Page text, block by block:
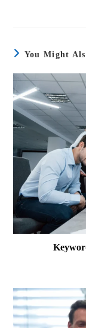
You Might